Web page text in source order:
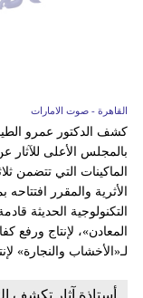
القاهرة - صوت الامارات
كشف الدكتور عمرو الطيبي
بالمجلس الأعلى
الماكينات التي تتضمن
الأثرية والمقرر
التكنولوجية الحديثة
المعادن»، لإنتاج ورفع
لـ«الأخشاب والنجارة»
أستاذة آثار تكشف